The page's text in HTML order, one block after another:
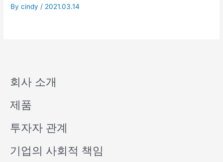
Bycindy / 2021.03.14
회사 소개
제품
투자자 관계
기업의 사회적 책임